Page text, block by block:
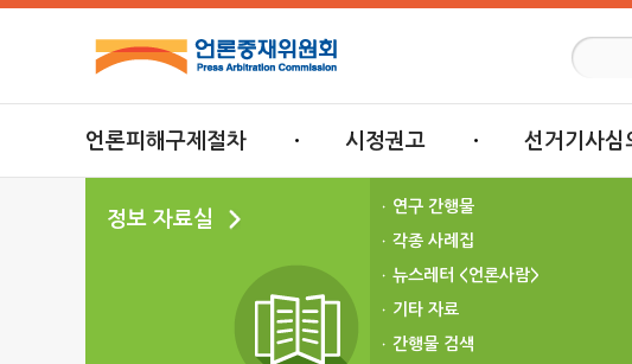
언론피해구제절차 시정권고 선거기사심
정보 자료실
연구 간행물
각종 사례집
뉴스레터 <언론사람>
기타 자료
간행물 검색